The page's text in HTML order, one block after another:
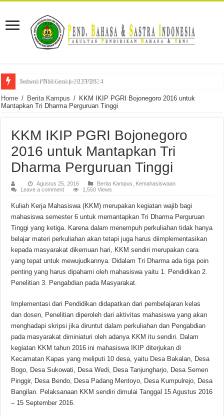
Seminar Nasional ke-2 FPBS
Jadwal PBSI Genap 2023/2024
Home / Berita Kampus / KKM IKIP PGRI Bojonegoro 2016 untuk
Mantapkan Tri Dharma Perguruan Tinggi
KKM IKIP PGRI Bojonegoro
2016 untuk Mantapkan Tri
Dharma Perguruan Tinggi
Agustus 25, 2016 Berita Kampus
Kemahasiswaan
Leave a comment
1,550 Views
Kuliah Kerja Mahasiswa (KKM) merupakan kegiatan wajib bagi
mahasiswa semester 6 untuk memantapkan Tri Dharma Perguruan
Tinggi yang ketiga. Karena dalam menempuh perkuliahan tidak hanya
belajar materi perkuliahan akan tetapi juga harus diimplementasikan
kepada masyarakat dikemuan hari, KKM sendiri merupakan cara
yang tepat untuk mewujudkannya. Didalam Tri Dharma ada tiga poin
penting yang harus dipahami oleh mahasiswa yaitu 1. Pendidikan 2.
Penelitian 3. Pengabdian pada Masyarakat.
Implementasi dari Pendidikan didapatkan dari pembelajaran kelas
dan dosen, Penelitian diperoleh dari aktivitas mahasiswa yang akan
menghadapi skripsi jika diruntut dalam perkuliahan dan Pengabdian
pada masyarakat diminiaturi oleh adanya KKM itu sendiri. Dalam
kegiatan KKM tahun 2016 ini mahasiswa IKIP diterjukan di
Kecamatan Kapas yang meliputi 10 desa, yaitu Desa Bakalan, Desa
Bogo, Desa Sukowati, Desa Wedi, Desa Tanjungharjo, Desa Semen
Pinggir, Desa Bendo, Desa Padang Mentoyo, Desa Kumpulrejo, Desa
Bangilan. Pelaksanaan KKM sendiri dimulai Tanggal 15 Agustus 2016
– 15 September 2016.